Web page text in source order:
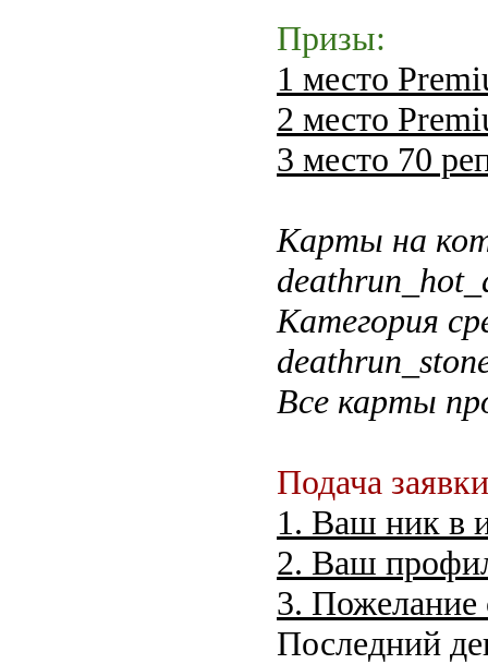
Призы:
1 место
2 место
3 место 70
Карты на
Категория
Все карты
Подача
1. Ваш ник в
2. Ваш
3. Пожелание
Последний